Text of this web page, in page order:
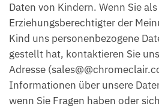
Daten von Kindern. Wenn Sie
Erziehungsberechtigter der
Kind uns personenbezogene
gestellt hat, kontaktieren Sie
Adresse
Informationen über unsere
wenn Sie Fragen haben oder